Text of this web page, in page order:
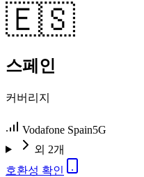
🇪🇸
스페인
커버리지
Vodafone Spain5G
외 2개
호환성 확인